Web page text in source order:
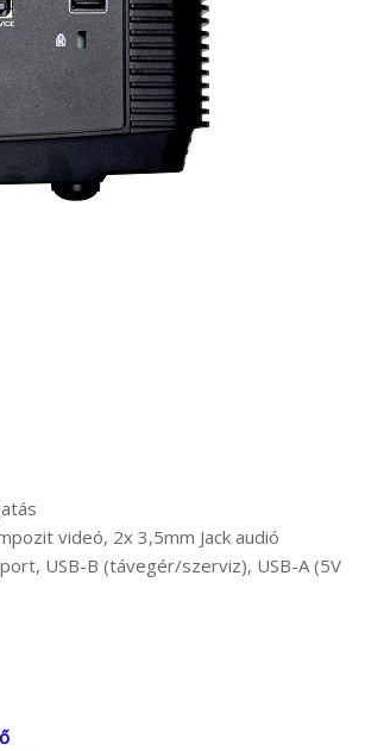
videó, 2x 3,5mm Jack audió
USB-B (távegér/szerviz), USB-A (5V